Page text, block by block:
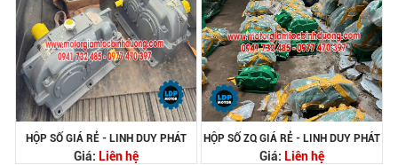
HỘP SỐ GIÁ RẺ - LINH DUY PHÁT
Giá: Liên hệ
HỘP SỐ ZQ GIÁ RẺ - LINH DUY PHÁT
Giá: Liên hệ